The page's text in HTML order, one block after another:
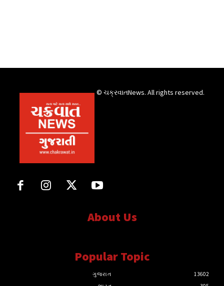
© ચક્રવાતNews. All rights reserved.
About Us
Popular Topic
ગુજરાત
13602